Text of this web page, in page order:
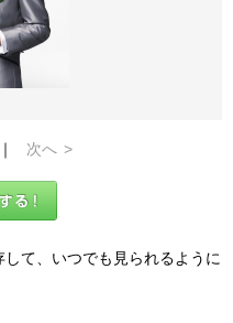
｜ 次へ >
て、いつでも見られるように